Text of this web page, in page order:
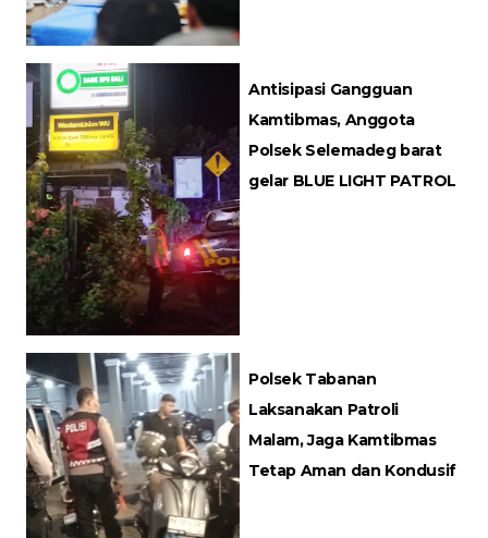
Antisipasi Gangguan
Kamtibmas, Anggota
Polsek Selemadeg barat
gelar BLUE LIGHT PATROL
Polsek Tabanan
Laksanakan Patroli
Malam, Jaga Kamtibmas
Tetap Aman dan Kondusif